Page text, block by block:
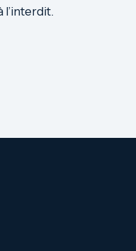
l’interdit.